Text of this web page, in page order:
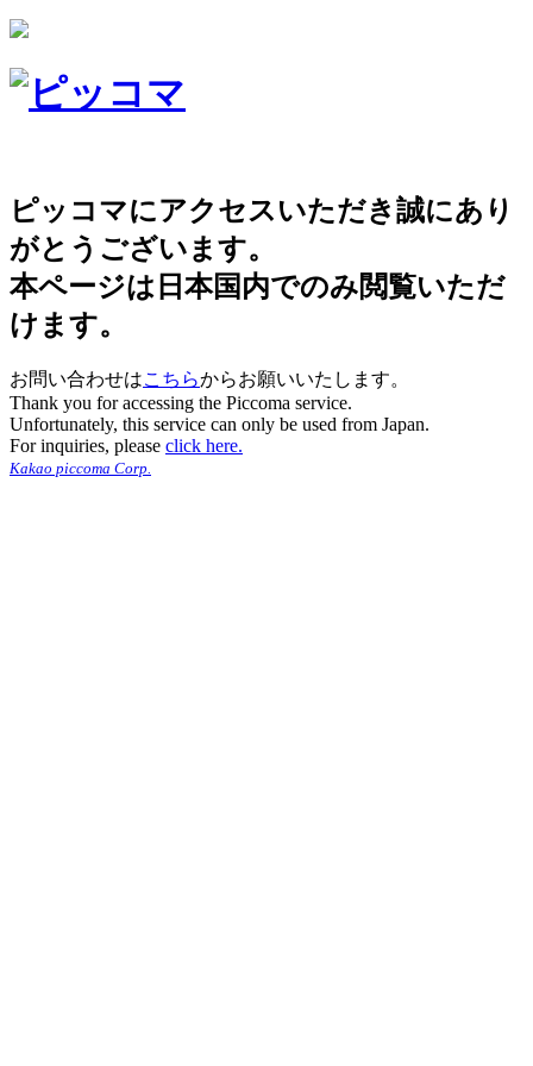
ピッコマにアクセスいただき誠にあり
がとうございます。
本ページは日本国内でのみ閲覧いただ
けます。
お問い合わせはこちらからお願いいたします。
Thank you for accessing the Piccoma service.
Unfortunately, this service can only be used from Japan.
For inquiries, please click here.
Kakao piccoma Corp.